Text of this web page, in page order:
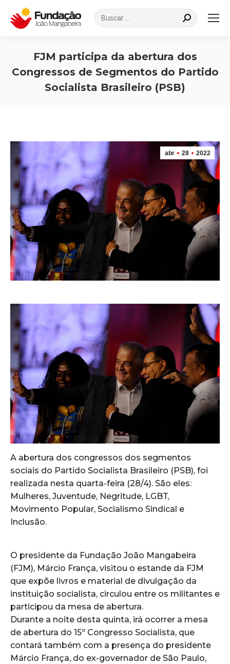
Search:
FJM participa da abertura dos
Congressos de Segmentos do Partido
Socialista Brasileiro (PSB)
abr 28 2022
A abertura dos congressos dos segmentos
sociais do Partido Socialista Brasileiro (PSB), foi
realizada nesta quarta-feira (28/4). São eles:
Mulheres, Juventude, Negritude, LGBT,
Movimento Popular, Socialismo Sindical e
Inclusão.
O presidente da Fundação João Mangabeira
(FJM), Márcio França, visitou o estande da FJM
que expõe livros e material de divulgação da
instituição socialista, circulou entre os militantes e
participou da mesa de abertura.
Durante a noite desta quinta, irá ocorrer a mesa
de abertura do 15º Congresso Socialista, que
contará também com a presença do presidente
Márcio França, do ex-governador de São Paulo,